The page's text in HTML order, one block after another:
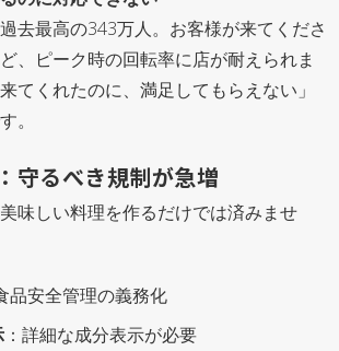
去最高の343万人。お客様が来てくださ
、ピーク時の回転率に店が耐えられま
てくれたのに、満足してもらえない」
。
守るべき規制が急増
味しい料理を作るだけでは済みませ
品安全管理の義務化
：詳細な成分表示が必要